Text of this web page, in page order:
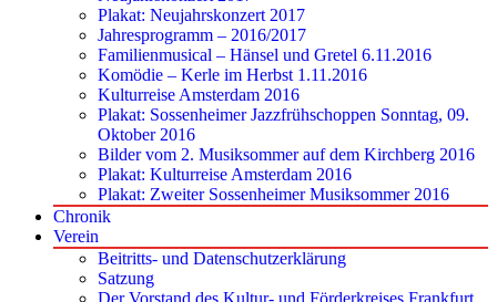
Plakat: Neujahrskonzert 2017
Jahresprogramm – 2016/2017
Familienmusical – Hänsel und Gretel 6.11.2016
Komödie – Kerle im Herbst 1.11.2016
Kulturreise Amsterdam 2016
Plakat: Sossenheimer Jazzfrühschoppen Sonntag, 09.
Oktober 2016
Bilder vom 2. Musiksommer auf dem Kirchberg 2016
Plakat: Kulturreise Amsterdam 2016
Plakat: Zweiter Sossenheimer Musiksommer 2016
Chronik
Verein
Beitritts- und Datenschutzerklärung
Satzung
Der Vorstand des Kultur- und Förderkreises Frankfurt